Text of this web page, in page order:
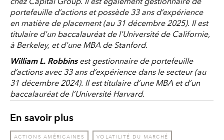
chez Capital Group. Il est également gestionnaire de
portefeuille d’actions et possède 33 ans d’expérience
en matière de placement (au 31 décembre 2025). Il est
titulaire d’un baccalauréat de l’Université de Californie,
à Berkeley, et d’une MBA de Stanford.
William L. Robbinsest gestionnaire de portefeuille
d’actions avec 33 ans d’expérience dans le secteur (au
31 décembre 2024). Il est titulaire d’une MBA et d’un
baccalauréat de l’Université Harvard.
En savoir plus
ACTIONS AMÉRICAINES VOLATILITÉ DU MARCHÉ